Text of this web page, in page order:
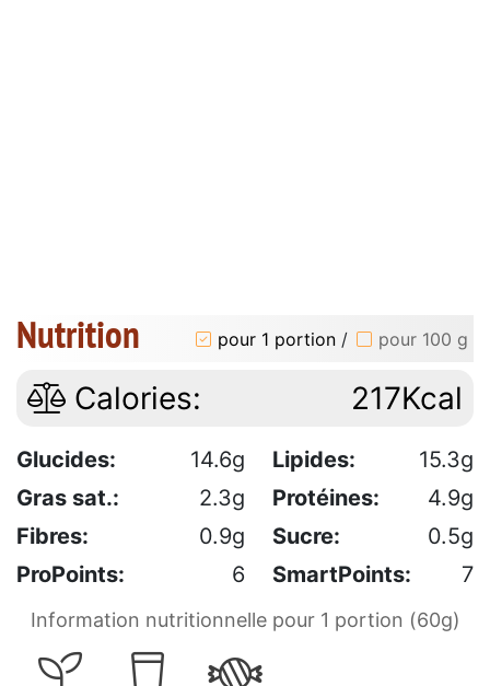
Nutrition pour 1 portion / pour 100 g
Calories: 217Kcal
Glucides: 14.6g Lipides:
15.3g
Gras sat.:
2.3g Protéines:
4.9g
Fibres:
0.9g Sucre:
0.5g
ProPoints:
6 SmartPoints: 7
Information nutritionnelle pour 1 portion (60g)